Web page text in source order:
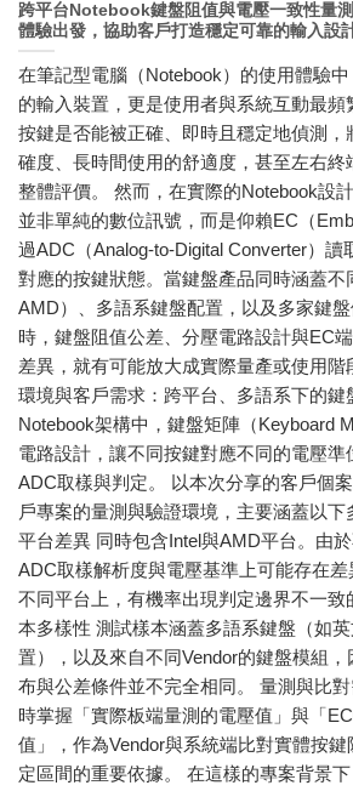
跨平台Notebook鍵盤阻值與電壓一致性量
體驗出發，協助客戶打造穩定可靠的輸入設
在筆記型電腦（Notebook）的使用體驗
的輸入裝置，更是使用者與系統互動最頻
按鍵是否能被正確、即時且穩定地偵測，
確度、長時間使用的舒適度，甚至左右終
整體評價。 然而，在實際的Notebook設
並非單純的數位訊號，而是仰賴EC（
過ADC（Analog-to-Digital Converter）讀
對應的按鍵狀態。當鍵盤產品同時涵蓋不
AMD）、多語系鍵盤配置，以及多家鍵盤
時，鍵盤阻值公差、分壓電路設計與EC
差異，就有可能放大成實際量產或使用階
環境與客戶需求：跨平台、多語系下的鍵
Notebook架構中，鍵盤矩陣（Keyboard
電路設計，讓不同按鍵對應不同的電壓準
ADC取樣與判定。 以本次分享的客戶個
戶專案的量測與驗證環境，主要涵蓋以下
平台差異 同時包含Intel與AMD平台。由於
ADC取樣解析度與電壓基準上可能存在
不同平台上，有機率出現判定邊界不一致
本多樣性 測試樣本涵蓋多語系鍵盤（如
置），以及來自不同Vendor的鍵盤模組
布與公差條件並不完全相同。 量測與比
時掌握「實際板端量測的電壓值」與「
值」，作為Vendor與系統端比對實體按鍵
定區間的重要依據。 在這樣的專案背景